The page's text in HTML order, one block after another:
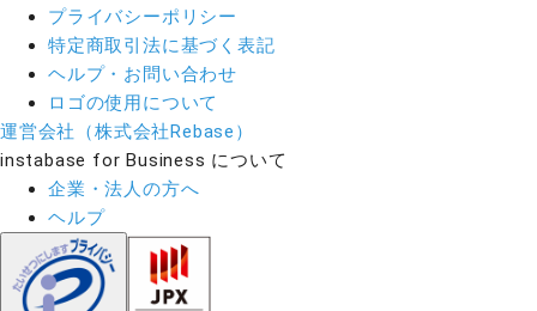
プライバシーポリシー
特定商取引法に基づく表記
ヘルプ・お問い合わせ
ロゴの使用について
運営会社（株式会社Rebase）
instabase for Business について
企業・法人の方へ
ヘルプ